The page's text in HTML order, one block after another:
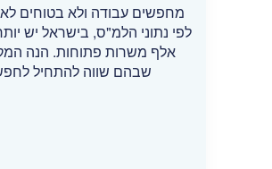
מחפשים עבודה ולא בטוחים לאן
אלף משרות פתוחות. הנה
שבהם שווה להתחיל